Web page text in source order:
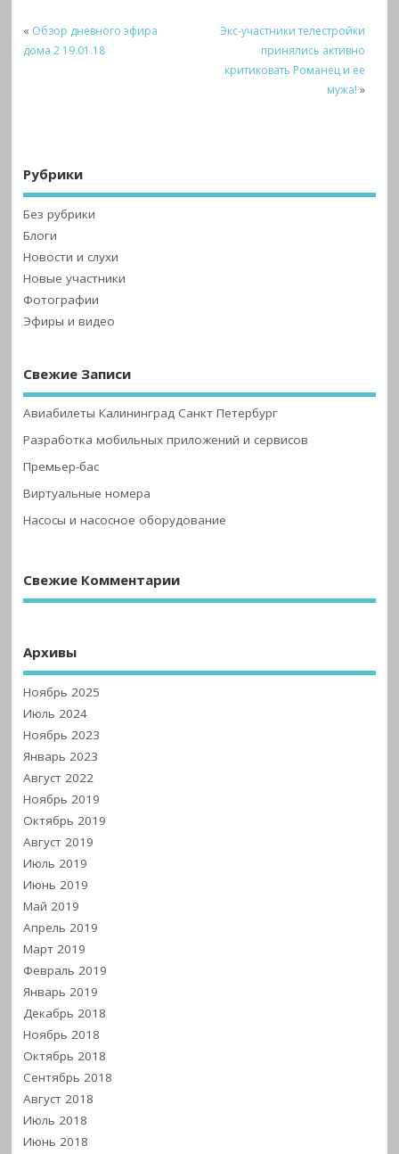
« Обзор дневного эфира
дома 2 19.01.18
Экс-участники телестройки
принялись активно
критиковать Романец и ее
мужа! »
Рубрики
Без рубрики
Блоги
Новости и слухи
Новые участники
Фотографии
Эфиры и видео
Свежие Записи
Авиабилеты Калининград Санкт Петербург
Разработка мобильных приложений и сервисов
Премьер-бас
Виртуальные номера
Насосы и насосное оборудование
Свежие Комментарии
Архивы
Ноябрь 2025
Июль 2024
Ноябрь 2023
Январь 2023
Август 2022
Ноябрь 2019
Октябрь 2019
Август 2019
Июль 2019
Июнь 2019
Май 2019
Апрель 2019
Март 2019
Февраль 2019
Январь 2019
Декабрь 2018
Ноябрь 2018
Октябрь 2018
Сентябрь 2018
Август 2018
Июль 2018
Июнь 2018